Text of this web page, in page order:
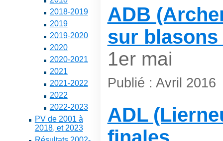
2018-2019
2019
2019-2020
2020
2020-2021
2021
2021-2022
2022
2022-2023
PV de 2001 à
2018, et 2023
ADB
sur blasons
1er mai
Publié : Avril 2016
ADL